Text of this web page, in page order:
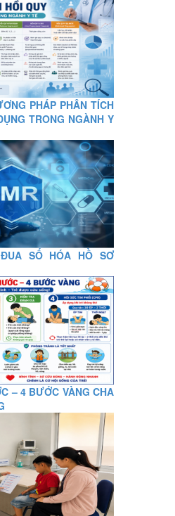
PHÁP PHÂN TÍCH
TRONG NGÀNH Y
SỐ HÓA HỒ SƠ
– 4 BƯỚC VÀNG CHA